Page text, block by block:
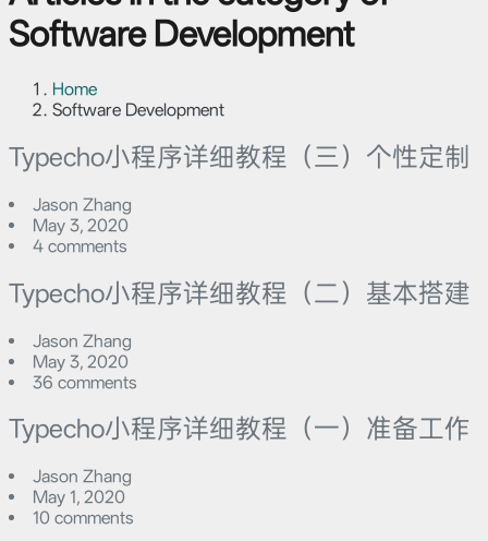
Software Development
Home
Software Development
Typecho小程序详细教程（三）个性定制
Jason Zhang
May 3, 2020
4 comments
Typecho小程序详细教程（二）基本搭建
Jason Zhang
May 3, 2020
36 comments
Typecho小程序详细教程（一）准备工作
Jason Zhang
May 1, 2020
10 comments